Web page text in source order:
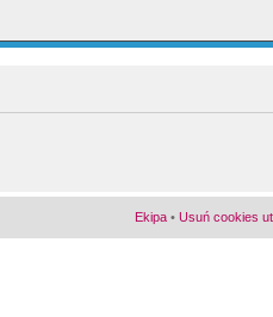
Ekipa • Usuń cookies